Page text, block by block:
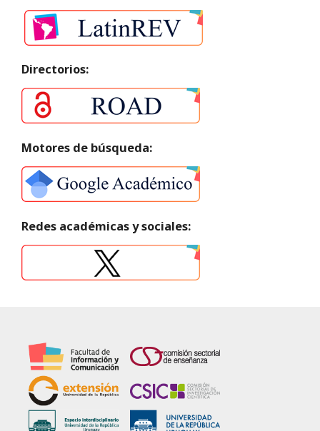
Directorios:
Motores de búsqueda:
Redes académicas y sociales: